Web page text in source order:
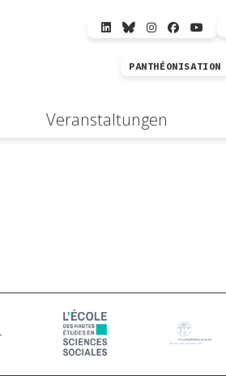
PANTHÉONISATION
Veranstaltungen